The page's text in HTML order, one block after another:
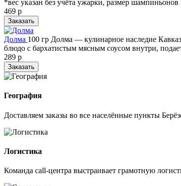
*вес указан без учёта ужарки, размер шампиньонов
469 р
Заказать
Долма 100 гр Долма — кулинарное наследие
блюдо с бархатистым мясным соусом внутри,
289 р
Заказать
География
Доставляем заказы во все населённые пункты
Логистика
Команда call-центра выстраивает грамотную